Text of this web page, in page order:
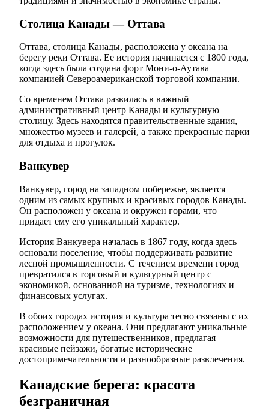
Столица Канады — Оттава
Оттава, столица Канады, расположена у oкеана на
берегу реки Оттава. Ее история начинается с 1800 года,
когда здесь была создана форт Мони-о-Аутава
компанией Североамериканской торговой компании.
Со временем Оттава развилась в важный
административный центр Канады и культурную
столицу. Здесь находятся правительственные здания,
множество музеев и галерей, а также прекрасные парки
для отдыха и прогулок.
Ванкувер
Ванкувер, город на западном побережье, является
одним из самых крупных и красивых городов Канады.
Он расположен у океана и окружен горами, что
придает ему его уникальный характер.
История Ванкувера началась в 1867 году, когда здесь
основали поселение, чтобы поддерживать развитие
лесной промышленности. С течением времени город
превратился в торговый и культурный центр с
экономикой, основанной на туризме, технологиях и
финансовых услугах.
В обоих городах история и культура тесно связаны с их
расположением у океана. Они предлагают уникальные
возможности для путешественников, предлагая
красивые пейзажи, богатые исторические
достопримечательности и разнообразные развлечения.
Канадские берега: красота
безграничная